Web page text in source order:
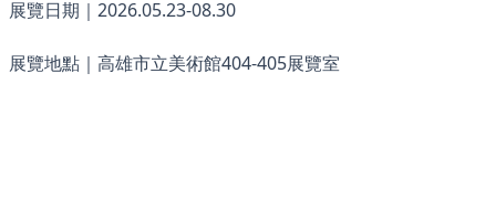
展覽日期｜2026.05.23-08.30
展覽地點｜高雄市立美術館404-405展覽室